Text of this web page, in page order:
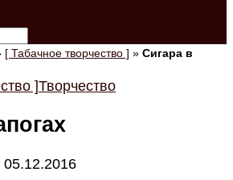
[ Табачное творчество ] » Сигара в
]Творчество
05.12.2016